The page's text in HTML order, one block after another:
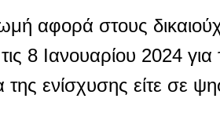
αφορά στους
8 Ιανουαρίου 2024
ενίσχυσης είτε σε